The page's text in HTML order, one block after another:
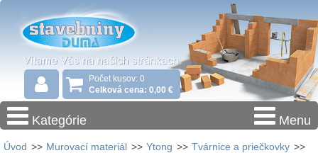
Počet kusov: 0
Celková cena: 0,00 €
Kategórie Menu
Úvod >> Murovací materiál >> Ytong >> Tvárnice a priečkovky >>